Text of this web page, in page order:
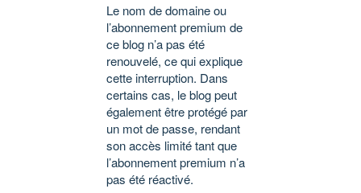
Le nom de domaine ou
l’abonnement premium de
ce blog n’a pas été
renouvelé, ce qui explique
cette interruption. Dans
certains cas, le blog peut
également être protégé par
un mot de passe, rendant
son accès limité tant que
l’abonnement premium n’a
pas été réactivé.